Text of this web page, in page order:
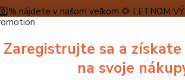
nájdete v našom veľkom 🌻 LETNOM
máme teraz pripravené špeciálne zľavy
A PLATBA RECENZIE 👉VRÁTENIE
Zaregistrujte sa a
na svoje